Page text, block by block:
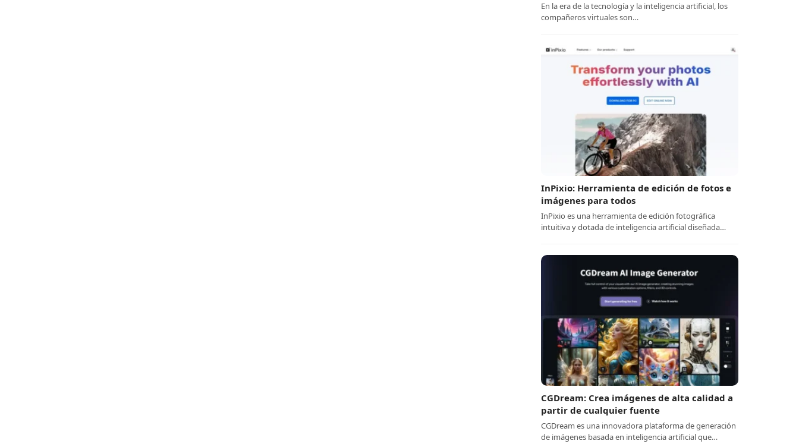
En la era de la tecnología y la inteligencia artificial, los
compañeros virtuales son…
InPixio: Herramienta de edición de fotos e
imágenes para todos
InPixio es una herramienta de edición fotográfica
intuitiva y dotada de inteligencia artificial diseñada…
CGDream: Crea imágenes de alta calidad a
partir de cualquier fuente
CGDream es una innovadora plataforma de generación
de imágenes basada en inteligencia artificial que…